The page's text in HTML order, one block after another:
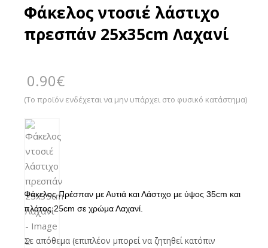
Φάκελος ντοσιέ λάστιχο
πρεσπάν 25x35cm Λαχανί
0.90€
(Το προϊόν ενδέχεται να μην υπάρχει στο φυσικό κατάστημα)
Φάκελος Πρέσπαν με Αυτιά και Λάστιχο με ύψος 35cm και
πλάτος 25cm σε χρώμα Λαχανί.
Σε απόθεμα (επιπλέον μπορεί να ζητηθεί κατόπιν